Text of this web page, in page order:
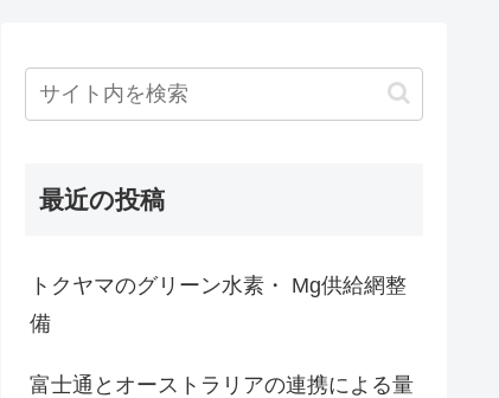
最近の投稿
トクヤマのグリーン水素・ Mg供給網整
備
富士通とオーストラリアの連携による量